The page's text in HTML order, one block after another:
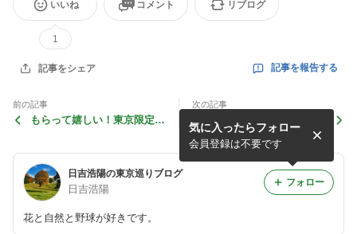
いいね
1
コメント リブログ
記事をシェア 記事を報告する
前の記事
もらって嬉しい！東京限定ス
次の記事
おしゃれでかわいい！女子に
人気の東京みやげ7選｜日吉
浩陽のブログ
日吉浩陽の東京巡りブログ
日吉浩陽
花と自然と野球が好きです。
気に入ったらフォロー
会員登録は不要です
フォロー